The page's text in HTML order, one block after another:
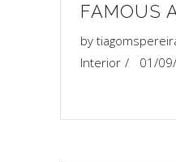
FAMOUS
by
Interior
01/